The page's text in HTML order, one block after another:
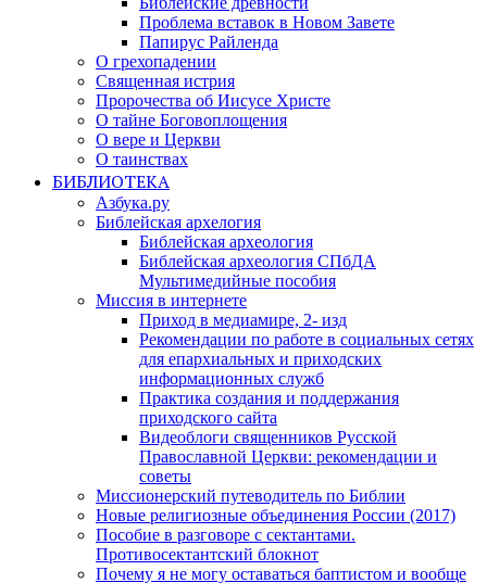
Проблема вставок в Новом Завете
Папирус Райленда
О грехопадении
Священная истрия
Пророчества об Иисусе Христе
О тайне Боговоплощения
О вере и Церкви
О таинствах
БИБЛИОТЕКА
Азбука.ру
Библейская архелогия
Библейская археология
Библейская археология СПбДА
Мультимедийные пособия
Миссия в интернете
Приход в медиамире, 2- изд
Рекомендации по работе в социальных сетях
для епархиальных и приходских
информационных служб
Практика создания и поддержания
приходского сайта
Видеоблоги священников Русской
Православной Церкви: рекомендации и
советы
Миссионерский путеводитель по Библии
Новые религиозные объединения России (2017)
Пособие в разговоре с сектантами.
Противосектантский блокнот
Почему я не могу оставаться баптистом и вообще